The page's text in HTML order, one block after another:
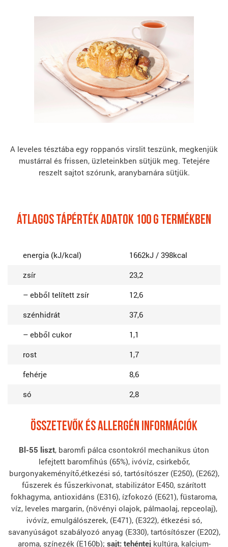
A leveles tésztába egy roppanós virslit teszünk, megkenjük
mustárral és frissen, üzleteinkben sütjük meg. Tetejére
reszelt sajtot szórunk, aranybarnára sütjük.
átlagos tápérték adatok 100 G termékben
energia (kJ/kcal)
1662kJ / 398kcal
zsír
23,2
– ebből telített zsír
12,6
szénhidrát
37,6
– ebből cukor
1,1
rost
1,7
fehérje
8,6
só
2,8
ÖSSZETEVőK ÉS ALLERGÉN INFORMÁCIÓK
Bl-55 liszt, baromfi pálca csontokról mechanikus úton
lefejtett baromfihús (65%), ivóvíz, csirkebőr,
burgonyakeményítő,étkezési só, tartósítószer (E250), (E262),
fűszerek és fűszerkivonat, stabilizátor E450, szárított
fokhagyma, antioxidáns (E316), ízfokozó (E621), füstaroma,
víz, leveles margarin, (növényi olajok, pálmaolaj, repceolaj),
ivóvíz, emulgálószerek, (E471), (E322), étkezési só,
savanyúságot szabályozó anyag (E330), tartósítószer (E202),
aroma, színezék (E160b); sajt: tehéntejkultúra, kalcium-